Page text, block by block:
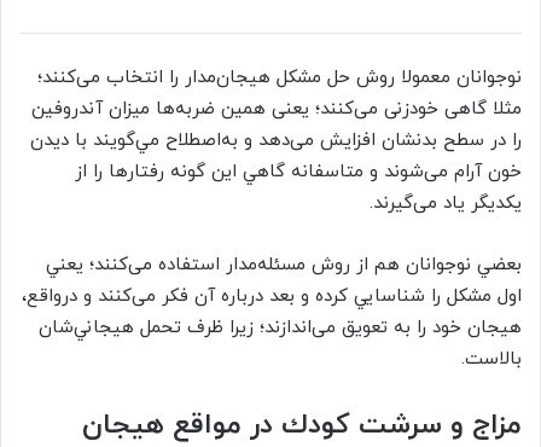
نوجوانان معمولا روش حل مشكل هيجان‌مدار را انتخاب می‌كنند؛
مثلا گاهی خودزنی می‌کنند؛ یعنی همين ضربه‌ها ميزان آندروفين
را در سطح بدنشان افزايش می‌دهد و به‌اصطلاح مي‌گويند با ديدن
خون آرام می‌شوند و متاسفانه گاهي اين گونه رفتارها را از
یکديگر ياد می‌گيرند.
بعضي نوجوانان هم از روش مسئله‌مدار استفاده می‌كنند؛ يعني
اول مشكل را شناسايي کرده و بعد درباره آن فكر می‌كنند و درواقع،
هيجان خود را به تعويق می‌اندازند؛ زيرا ظرف تحمل هيجاني‌شان
بالاست.
مزاج و سرشت كودك در مواقع هیجان